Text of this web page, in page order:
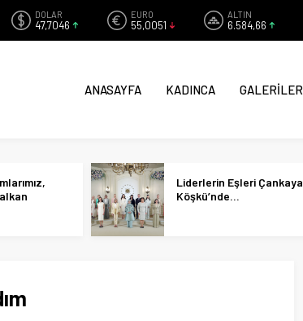
DOLAR
47,7046
EURO
55,0051
ALTIN
6.584,66
ANASAYFA KADINCA GALERİLER
Liderlerin Eşleri Çankaya
Köşkü’nde…